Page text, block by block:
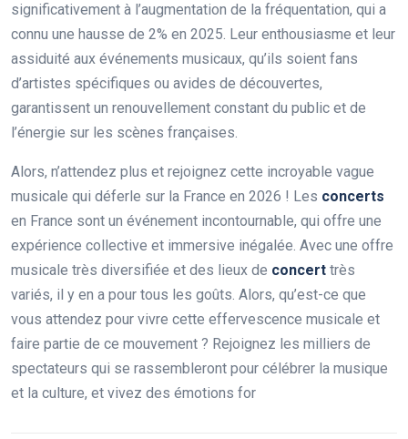
significativement à l’augmentation de la fréquentation, qui a
connu une hausse de 2% en 2025. Leur enthousiasme et leur
assiduité aux événements musicaux, qu’ils soient fans
d’artistes spécifiques ou avides de découvertes,
garantissent un renouvellement constant du public et de
l’énergie sur les scènes françaises.
Alors, n’attendez plus et rejoignez cette incroyable vague
musicale qui déferle sur la France en 2026 ! Les concerts
en France sont un événement incontournable, qui offre une
expérience collective et immersive inégalée. Avec une offre
musicale très diversifiée et des lieux de concert très
variés, il y en a pour tous les goûts. Alors, qu’est-ce que
vous attendez pour vivre cette effervescence musicale et
faire partie de ce mouvement ? Rejoignez les milliers de
spectateurs qui se rassembleront pour célébrer la musique
et la culture, et vivez des émotions for